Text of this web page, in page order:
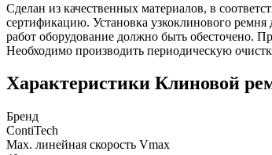
Сделан из качественных материалов, в
сертификацию. Установка узкоклинового
работ оборудование должно быть обесточено.
Необходимо производить периодическую
Характеристики Клиновой
Бренд
ContiTech
Max. линейная скорость Vmax